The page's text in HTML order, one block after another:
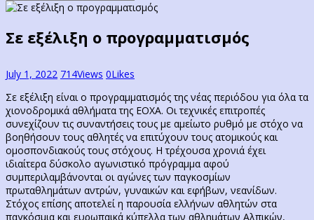
Σε εξέλιξη ο προγραμματισμός
July 1, 2022 714Views 0Likes
Σε εξέλιξη είναι ο προγραμματισμός της νέας περιόδου για όλα τα
χιονοδρομικά αθλήματα της ΕΟΧΑ. Οι τεχνικές επιτροπές
συνεχίζουν τις συναντήσεις τους με αμείωτο ρυθμό με στόχο να
βοηθήσουν τους αθλητές να επιτύχουν τους ατομικούς και
ομοσπονδιακούς τους στόχους. Η τρέχουσα χρονιά έχει
ιδιαίτερα δύσκολο αγωνιστικό πρόγραμμα αφού
συμπεριλαμβάνονται οι αγώνες των παγκοσμίων
πρωταθλημάτων αντρών, γυναικών και εφήβων, νεανίδων.
Στόχος επίσης αποτελεί η παρουσία ελλήνων αθλητών στα
παγκόσμια και ευρωπαικά κύπελλα των αθλημάτων Αλπικών,